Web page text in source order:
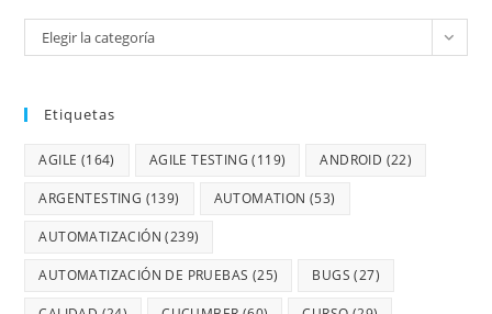
Elegir la categoría
Etiquetas
AGILE (164) AGILE TESTING (119) ANDROID (22)
ARGENTESTING (139) AUTOMATION (53)
AUTOMATIZACIÓN (239)
AUTOMATIZACIÓN DE PRUEBAS (25) BUGS (27)